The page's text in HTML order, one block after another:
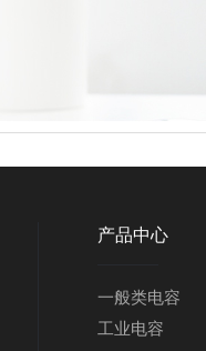
产品中心
一般类电容
工业电容